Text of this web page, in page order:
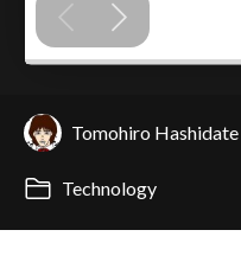
Tomohiro Hashidate
Technology